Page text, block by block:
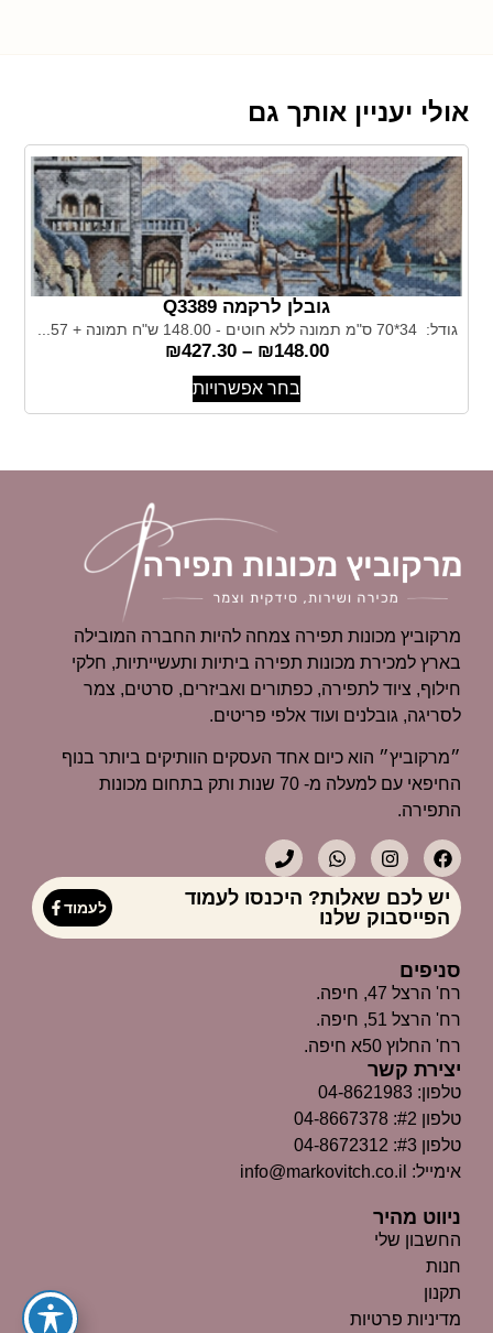
אולי יעניין אותך גם
גובלן לרקמה Q3389
גודל: 34*70 ס"מ תמונה ללא חוטים - 148.00 ש"ח תמונה + 57...
₪148.00
–
₪427.30
בחר אפשרויות
מרקוביץ מכונות תפירה צמחה להיות החברה המובילה
בארץ למכירת מכונות תפירה ביתיות ותעשייתיות, חלקי
חילוף, ציוד לתפירה, כפתורים ואביזרים, סרטים, צמר
לסריגה, גובלנים ועוד אלפי פריטים.
״מרקוביץ״ הוא כיום אחד העסקים הוותיקים ביותר בנוף
החיפאי עם למעלה מ- 70 שנות ותק בתחום מכונות
התפירה.
יש לכם שאלות? היכנסו לעמוד
הפייסבוק שלנו
לעמוד
ניווט מהיר
החשבון שלי
חנות
תקנון
מדיניות פרטיות
סניפים
רח' הרצל 47, חיפה.
רח' הרצל 51, חיפה.
רח' החלוץ 50א חיפה.
יצירת קשר
טלפון: 04-8621983
טלפון #2: 04-8667378
טלפון #3: 04-8672312
אימייל: info@markovitch.co.il